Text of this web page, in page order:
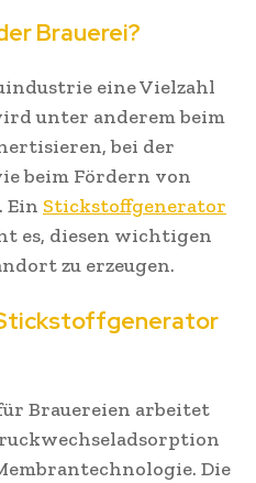
Brauerei?
eine Vielzahl
unter anderem beim
bei der
beim Fördern von
Ein Stickstoffgenerator
es, diesen wichtigen
zu erzeugen.
Brauereien arbeitet
Die